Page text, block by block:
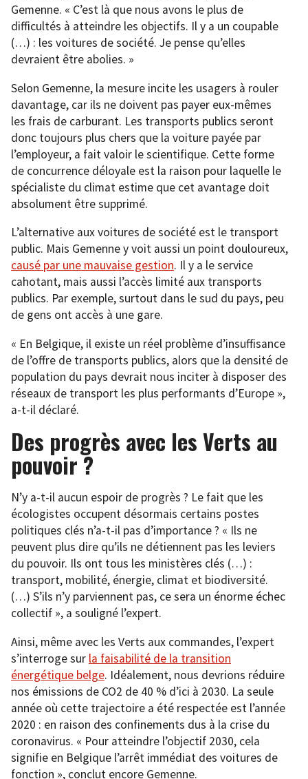
Gemenne. « C’est là que nous avons le plus de
difficultés à atteindre les objectifs. Il y a un coupable
(…) : les voitures de société. Je pense qu’elles
devraient être abolies. »
Selon Gemenne, la mesure incite les usagers à rouler
davantage, car ils ne doivent pas payer eux-mêmes
les frais de carburant. Les transports publics seront
donc toujours plus chers que la voiture payée par
l’employeur, a fait valoir le scientifique. Cette forme
de concurrence déloyale est la raison pour laquelle le
spécialiste du climat estime que cet avantage doit
absolument être supprimé.
L’alternative aux voitures de société est le transport
public. Mais Gemenne y voit aussi un point douloureux,
causé par une mauvaise gestion. Il y a le service
cahotant, mais aussi l’accès limité aux transports
publics. Par exemple, surtout dans le sud du pays, peu
de gens ont accès à une gare.
« En Belgique, il existe un réel problème d’insuffisance
de l’offre de transports publics, alors que la densité de
population du pays devrait nous inciter à disposer des
réseaux de transport les plus performants d’Europe »,
a-t-il déclaré.
Des progrès avec les Verts au
pouvoir ?
N’y a-t-il aucun espoir de progrès ? Le fait que les
écologistes occupent désormais certains postes
politiques clés n’a-t-il pas d’importance ? « Ils ne
peuvent plus dire qu’ils ne détiennent pas les leviers
du pouvoir. Ils ont tous les ministères clés (…) :
transport, mobilité, énergie, climat et biodiversité.
(…) S’ils n’y parviennent pas, ce sera un énorme échec
collectif », a souligné l’expert.
Ainsi, même avec les Verts aux commandes, l’expert
s’interroge sur la faisabilité de la transition
énergétique belge. Idéalement, nous devrions réduire
nos émissions de CO2 de 40 % d’ici à 2030. La seule
année où cette trajectoire a été respectée est l’année
2020 : en raison des confinements dus à la crise du
coronavirus. « Pour atteindre l’objectif 2030, cela
signifie en Belgique l’arrêt immédiat des voitures de
fonction », conclut encore Gemenne.